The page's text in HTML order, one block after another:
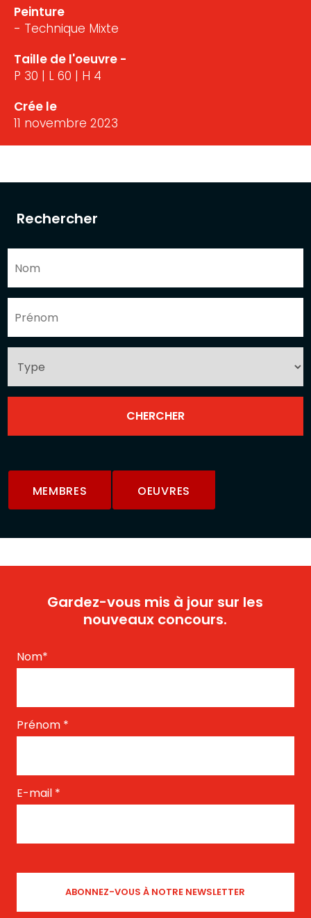
Rechercher
MEMBRES OEUVRES
Peinture
- Technique Mixte
Taille de l'oeuvre -
P 30 | L 60 | H 4
Crée le
11 novembre 2023
Gardez-vous mis à jour sur les
nouveaux concours.
Nom*
Prénom *
E-mail *